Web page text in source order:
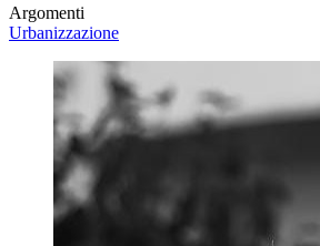
Argomenti
Urbanizzazione